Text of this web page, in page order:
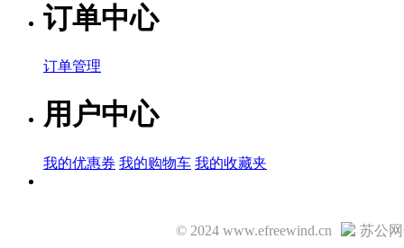
订单中心
订单管理
用户中心
我的优惠券 我的购物车 我的收藏夹
© 2024 www.efreewind.cn 苏公网